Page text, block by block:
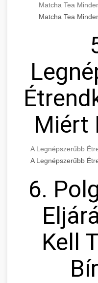
Matcha Tea
Matcha Tea
Miért
A Legnépszerűbb
A Legnépszerűbb
6.
Kell